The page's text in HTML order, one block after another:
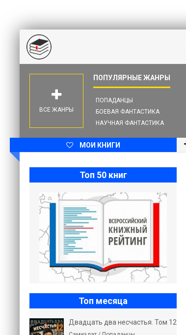
ПОПАДАНЦЫ
БОЕВАЯ ФАНТАСТИКА
НАУЧНАЯ ФАНТАСТИКА
ВСЕ ЖАНРЫ
МОИ КНИГИ
Топ 50 книг
Топ месяца
Двадцать два несчастья. Том 12